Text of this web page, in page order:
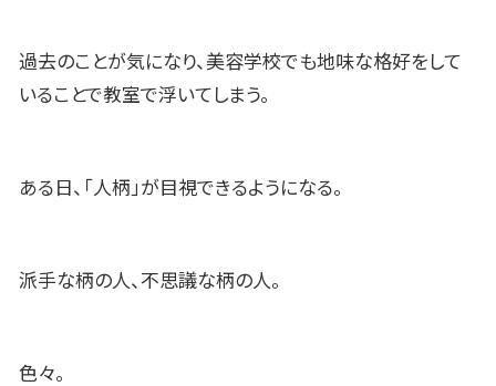
過去のことが気になり、美容学校でも地味な格好をして
いることで教室で浮いてしまう。
ある日、「人柄」が目視できるようになる。
派手な柄の人、不思議な柄の人。
色々。